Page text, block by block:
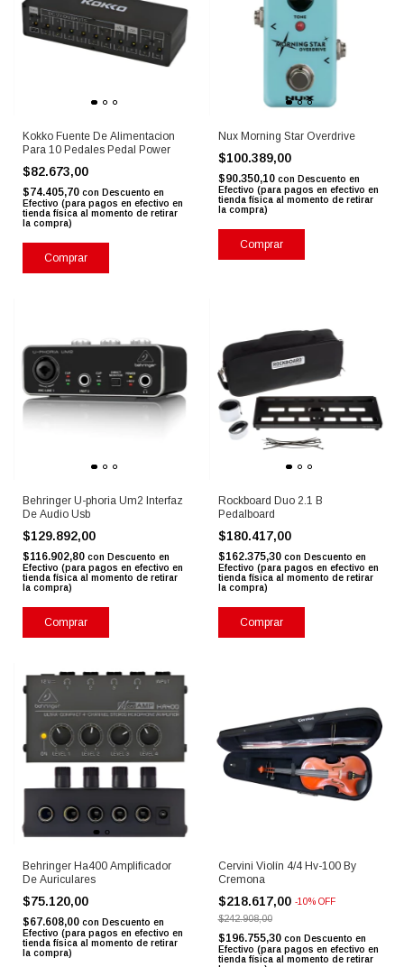
Kokko Fuente De Alimentacion
Para 10 Pedales Pedal Power
$82.673,00
$74.405,70 con Descuento en
Efectivo (para pagos en efectivo en
tienda física al momento de retirar
la compra)
Nux Morning Star Overdrive
$100.389,00
$90.350,10 con Descuento en
Efectivo (para pagos en efectivo en
tienda física al momento de retirar
la compra)
Comprar
Behringer U-phoria Um2 Interfaz
De Audio Usb
$129.892,00
$116.902,80 con Descuento en
Efectivo (para pagos en efectivo en
tienda física al momento de retirar
la compra)
Rockboard Duo 2.1 B
Pedalboard
$180.417,00
$162.375,30 con Descuento en
Efectivo (para pagos en efectivo en
tienda física al momento de retirar
la compra)
Comprar
Behringer Ha400 Amplificador
De Auriculares
$75.120,00
$67.608,00 con Descuento en
Efectivo (para pagos en efectivo en
tienda física al momento de retirar
la compra)
Cervini Violín 4/4 Hv-100 By
Cremona
$218.617,00 -10% OFF
$242.908,00
$196.755,30 con Descuento en
Efectivo (para pagos en efectivo en
tienda física al momento de retirar